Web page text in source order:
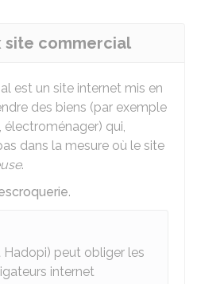
site commercial
est un site internet mis en
des biens (par exemple
électroménager) qui,
dans la mesure où le site
.
.
Hadopi) peut obliger les
internet